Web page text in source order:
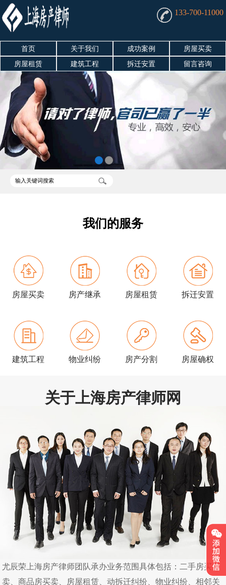
133-700-11000
首页 关于我们 成功案例
房屋买卖
房屋租赁
建筑工程 拆迁安置
留言咨询
房产资讯
我们的服务
房屋买卖 房产继承 房屋租赁 拆迁安置
建筑工程 物业纠纷 房产分割 房屋确权
关于上海房产律师网
尤辰荣上海房产律师团队承办业务范围具体包括：二手房买
卖、商品房买卖、房屋租赁、动拆迁纠纷、物业纠纷、相邻关